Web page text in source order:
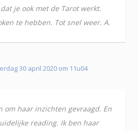
je ook met de Tarot werkt.
te hebben. Tot snel weer. A.
30 april 2020 om 11u04
om haar inzichten gevraagd. En
reading. Ik ben haar